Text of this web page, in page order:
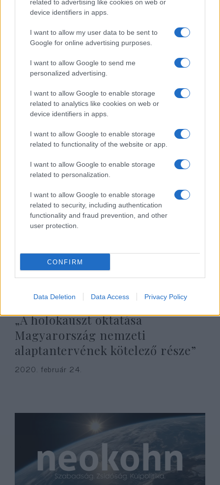
related to advertising like cookies on web or
device identifiers in apps.
I want to allow my user data to be sent to
Google for online advertising purposes.
I want to allow Google to send me
personalized advertising.
I want to allow Google to enable storage
related to analytics like cookies on web or
device identifiers in apps.
I want to allow Google to enable storage
related to functionality of the website or app.
I want to allow Google to enable storage
related to personalization.
I want to allow Google to enable storage
related to security, including authentication
functionality and fraud prevention, and other
user protection.
CONFIRM
Data Deletion Data Access Privacy Policy
Négy éve veszítettük el Kertész
2020. március 31.
„A holokauszt oktatása
Magyarország nemzeti
alaptantervének kötelező része”
2020. február 24.